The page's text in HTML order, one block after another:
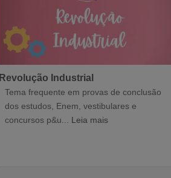
Revolução Industrial
Tema frequente em provas de conclusão
dos estudos, Enem, vestibulares e
concursos p&u...
Leia mais